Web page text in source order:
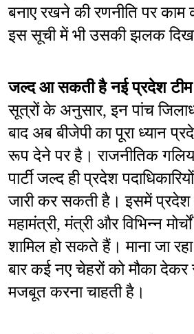
बनाए रखने की रणनीति पर काम
इस सूची में भी उसकी झलक
जल्द आ सकती है नई प्रदेश टीम
सूत्रों के अनुसार, इन पांच
बाद अब बीजेपी का पूरा ध्यान
रूप देने पर है। राजनीतिक
पार्टी जल्द ही प्रदेश
जारी कर सकती है। इसमें प्रदेश
महामंत्री, मंत्री और विभिन्न
शामिल हो सकते हैं। माना जा
बार कई नए चेहरों को मौका
मजबूत करना चाहती है।